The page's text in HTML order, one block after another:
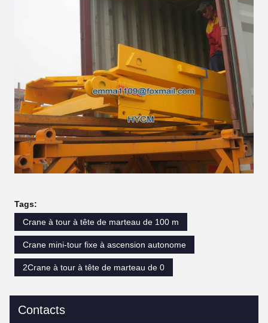
Tags:
Crane à tour à tête de marteau de 100 m
Crane mini-tour fixe à ascension autonome
2Crane à tour à tête de marteau de 0
Contacts